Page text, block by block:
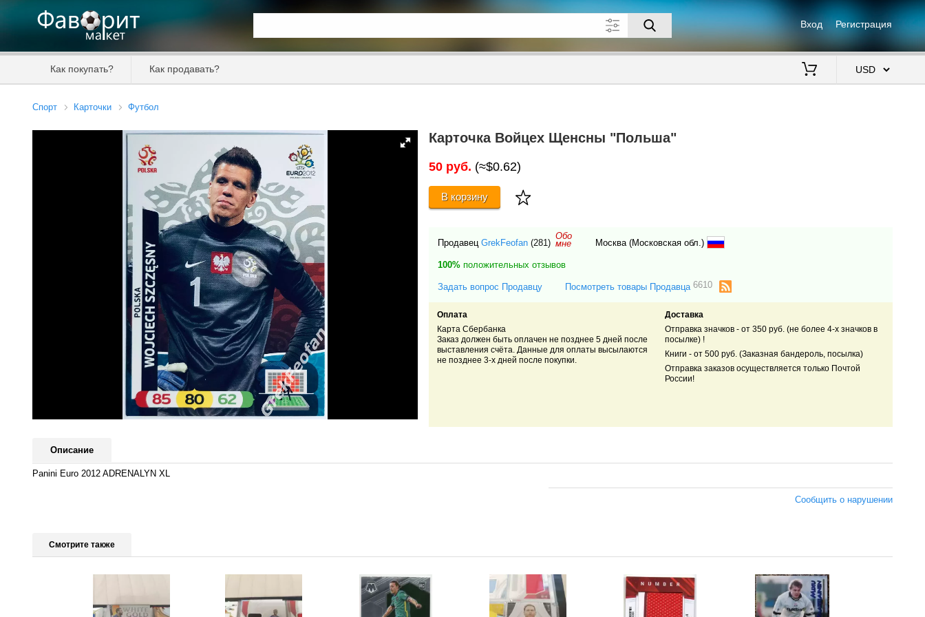
Вход Регистрация
Как покупать? Как продавать?
Спорт Карточки Футбол
Карточка Войцех Щенсны "Польша"
50 руб. (≈$0.62)
В корзину
Продавец GrekFeofan (281)
Обо
мне Москва (Московская обл.)
100% положительных отзывов
Задать вопрос Продавцу Посмотреть товары Продавца 6610
Оплата
Карта Сбербанка
Заказ должен быть оплачен не позднее 5 дней после
выставления счёта. Данные для оплаты высылаются
не позднее 3-х дней после покупки.
Доставка
Отправка значков - от 350 руб. (не более 4-х значков в
посылке) !
Книги - от 500 руб. (Заказная бандероль, посылка)
Отправка заказов осуществляется только Почтой
России!
Описание
Panini Euro 2012 ADRENALYN XL
Сообщить о нарушении
Смотрите также